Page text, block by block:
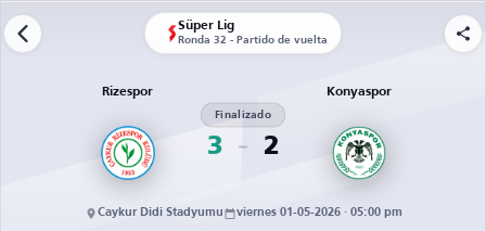
Süper Lig
Ronda 32 - Partido de vuelta
Rizespor
3
Finalizado
2
Konyaspor
Caykur Didi Stadyumu viernes 01-05-2026 · 05:00 pm